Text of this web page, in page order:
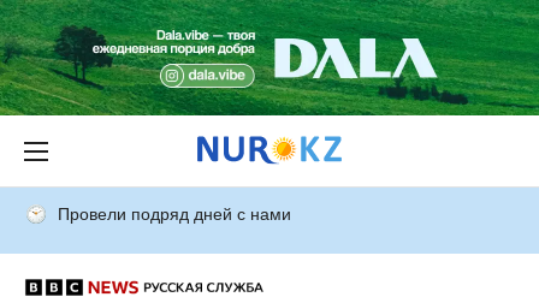
Провели подряд дней с нами